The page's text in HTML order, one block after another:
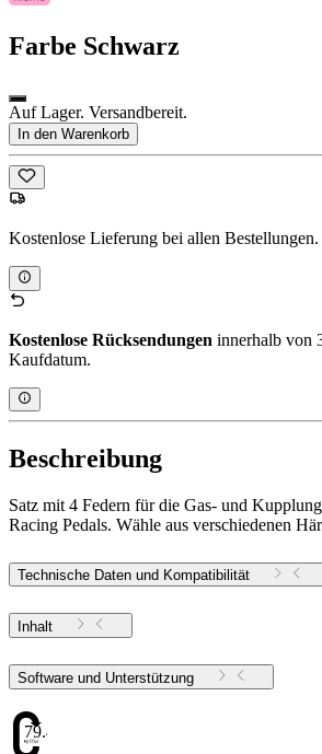
Farbe Schwarz
Auf Lager. Versandbereit.
In den Warenkorb
Kostenlose Lieferung bei allen Bestellungen.
Kostenlose Rücksendungen innerhalb von
Kaufdatum.
Beschreibung
Satz mit 4 Federn für die Gas- und
Racing Pedals. Wähle aus verschiedenen
Technische Daten und Kompatibilität
Inhalt
Software und Unterstützung
79.48